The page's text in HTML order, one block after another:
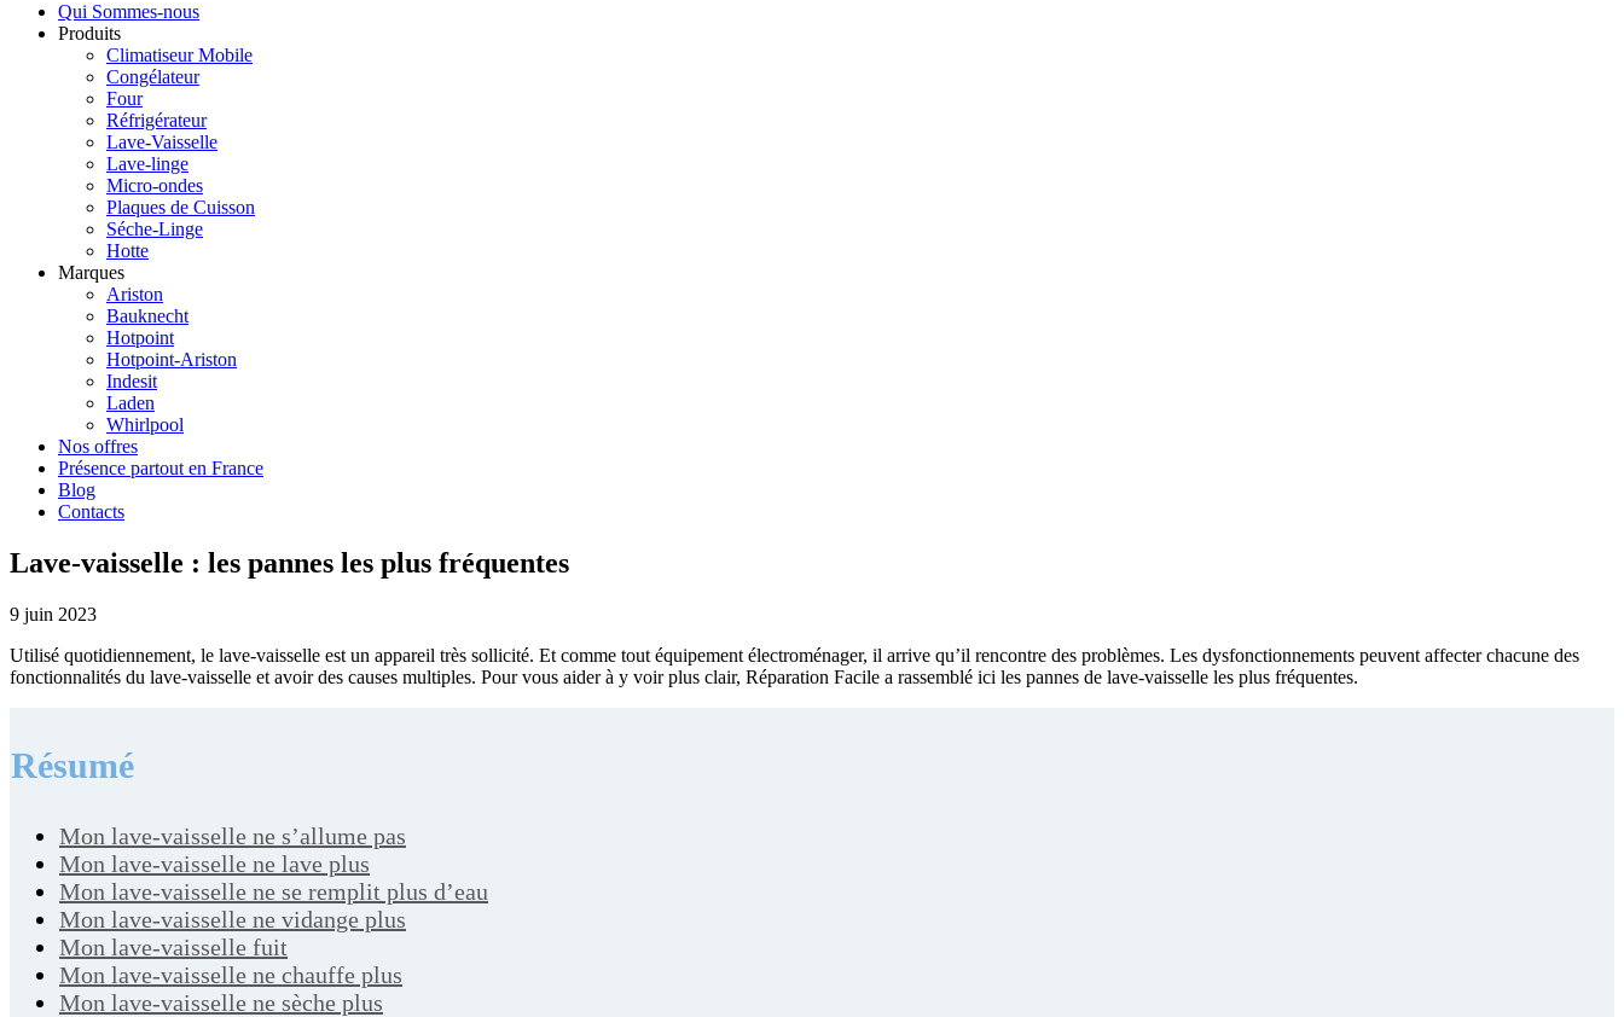
Qui Sommes-nous
Produits
Climatiseur Mobile
Congélateur
Four
Réfrigérateur
Lave-Vaisselle
Lave-linge
Micro-ondes
Plaques de Cuisson
Séche-Linge
Hotte
Marques
Ariston
Bauknecht
Hotpoint
Hotpoint-Ariston
Indesit
Laden
Whirlpool
Nos offres
Présence partout en France
Blog
Contacts
Lave-vaisselle : les pannes les plus fréquentes
9 juin 2023
Utilisé quotidiennement, le lave-vaisselle est un appareil très sollicité. Et comme tout équipement électroménager, il arrive qu’il rencontre des problèmes. Les dysfonctionnements peuvent affecter chacune des
fonctionnalités du lave-vaisselle et avoir des causes multiples. Pour vous aider à y voir plus clair, Réparation Facile a rassemblé ici les pannes de lave-vaisselle les plus fréquentes.
Résumé
Mon lave-vaisselle ne s’allume pas
Mon lave-vaisselle ne lave plus
Mon lave-vaisselle ne se remplit plus d’eau
Mon lave-vaisselle ne vidange plus
Mon lave-vaisselle fuit
Mon lave-vaisselle ne chauffe plus
Mon lave-vaisselle ne sèche plus